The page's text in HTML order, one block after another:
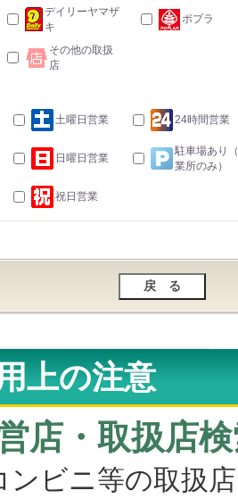
デイリーヤマザ
キ
ポプラ
その他の取扱
店
土曜日営業 24時間営業
日曜日営業
駐車場あり
業所のみ）
祝日営業
上の注意
営店・取扱店
ビニ等の取扱